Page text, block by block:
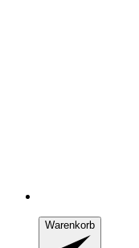
Warenkorb